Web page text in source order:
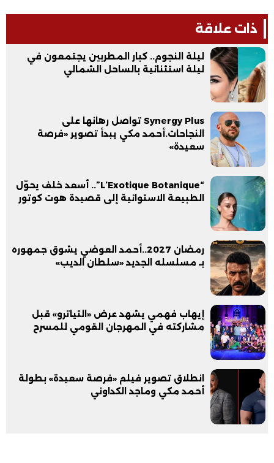
ذات علاقة
ليلة النجوم.. كبار المطربين يجتمعون في
ليلة استثنائية بالساحل الشمالي
Synergy Plus تواصل رهانها على
النجاحات.أحمد مكي يبدأ تصوير «فرصة
سعيدة»
“L’Exotique Botanique”.. أسعد خلف يحوّل
الطبيعة الاستوائية إلى قصيدة هوت كوتور
رمضان 2027..أحمد العوضي يشوق جمهوره
بـ مسلسله الجديد «سلطان الديب»
إيهاب فهمي يشهد عرض «التياترو» قبل
مشاركته في المهرجان القومي للمسرح
انطلاق تصوير فيلم «فرصة سعيدة» بطولة
أحمد مكي وماجد الكداوني